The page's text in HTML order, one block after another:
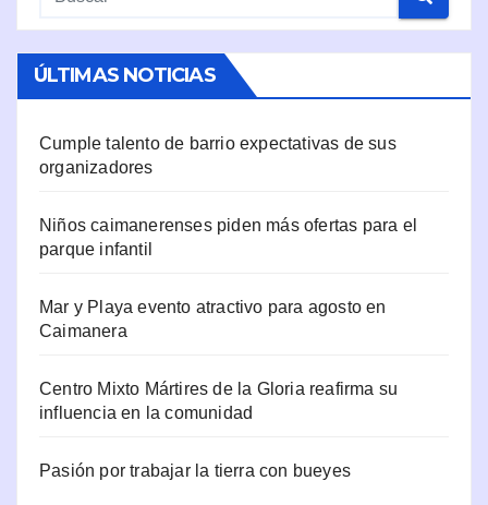
ÚLTIMAS NOTICIAS
Cumple talento de barrio expectativas de sus
organizadores
Niños caimanerenses piden más ofertas para el
parque infantil
Mar y Playa evento atractivo para agosto en
Caimanera
Centro Mixto Mártires de la Gloria reafirma su
influencia en la comunidad
Pasión por trabajar la tierra con bueyes